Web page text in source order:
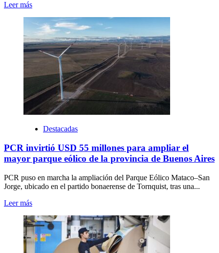
Leer más
Destacadas
PCR invirtió USD 55 millones para ampliar el
mayor parque eólico de la provincia de Buenos Aires
PCR puso en marcha la ampliación del Parque Eólico Mataco–San
Jorge, ubicado en el partido bonaerense de Tornquist, tras una...
Leer más